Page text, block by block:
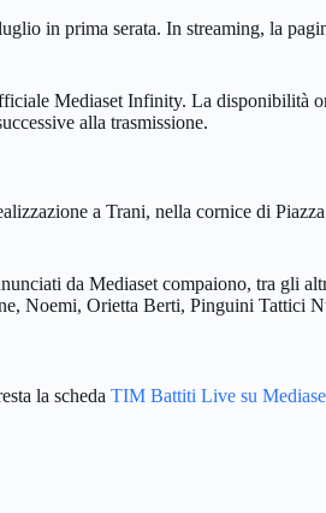
in prima serata. In streaming, la
Mediaset Infinity. La disponibilità
alla trasmissione.
a Trani, nella cornice di
da Mediaset compaiono, tra gli
Noemi, Orietta Berti, Pinguini Tattici
la scheda TIM Battiti Live su